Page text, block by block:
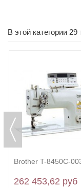
В этой категории 29
Brother T-8450C-
262 453,62 руб